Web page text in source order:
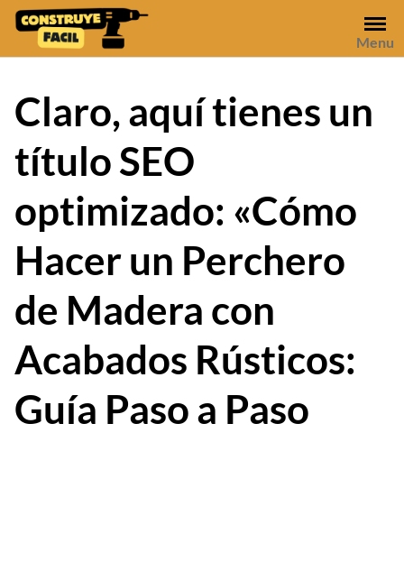
Skip
content
Menu
Claro, aquí tienes un
título SEO
optimizado: «Cómo
Hacer un Perchero
de Madera con
Acabados Rústicos:
Guía Paso a Paso